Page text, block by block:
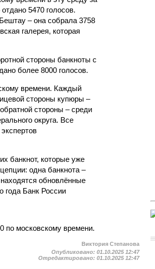
5470 голосов.
– она собрала 3758
галерея, которая
стороны банкноты с
более 8000 голосов.
времени. Каждый
стороны купюры –
стороны – среди
округа. Все
банкнот, которые уже
одна банкнота –
обновлённые
года Банк России
по московскому времени.
Виктория Степанова
Опубликовано:01.10.2025 12:47
Отредактировано:01.10.2025 12:47